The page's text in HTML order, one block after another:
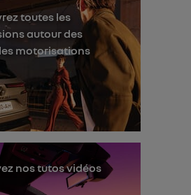
toutes les
autour des
motorisations
nos tutos vidéos